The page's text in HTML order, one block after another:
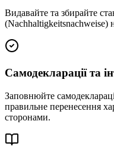
Видавайте та збирайте
(Nachhaltigkeitsnachweise)
Самодекларації та
Заповнюйте
правильне перенесення
сторонами.